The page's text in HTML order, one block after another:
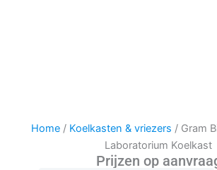
Home/ Koelkasten & vriezers / Gram
Laboratorium Koelkast
Prijzen op